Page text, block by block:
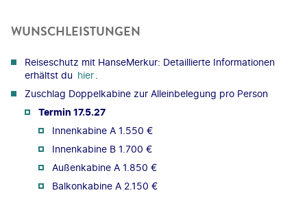
WUNSCHLEISTUNGEN
Reiseschutz mit HanseMerkur: Detaillierte Informationen
erhältst du hier
Zuschlag Doppelkabine zur Alleinbelegung pro Person
Termin 17.5.27
Innenkabine A 1.550 €
Innenkabine B 1.700 €
Außenkabine A 1.850 €
Balkonkabine A 2.150 €